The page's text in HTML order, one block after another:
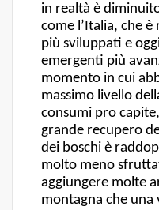
in realtà è
come l’Italia, che
più sviluppati e
emergenti più
momento in cui
massimo livello
consumi pro
grande recupero
dei boschi è
molto meno
aggiungere molte
montagna che